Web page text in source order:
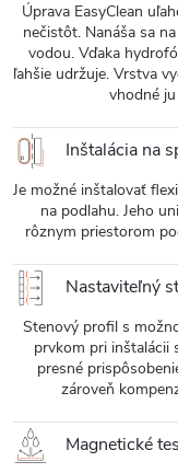
Úprava EasyClean
nečistôt. Nanáša sa
vodou. Vďaka
ľahšie udržuje. Vrstva
vhodné
Inštalácia na
Je možné inštalovať
na podlahu. Jeho
rôznym priestorom
Nastaviteľný
Stenový profil s
prvkom pri inštalácii
presné
zároveň
Magnetické